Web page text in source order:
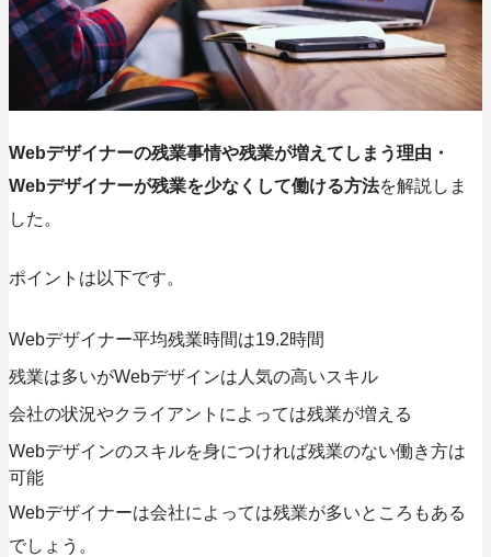
Webデザイナーの残業事情や残業が増えてしまう理由・
Webデザイナーが残業を少なくして働ける方法を解説しま
した。
ポイントは以下です。
Webデザイナー平均残業時間は19.2時間
残業は多いがWebデザインは人気の高いスキル
会社の状況やクライアントによっては残業が増える
Webデザインのスキルを身につければ残業のない働き方は
可能
Webデザイナーは会社によっては残業が多いところもある
でしょう。